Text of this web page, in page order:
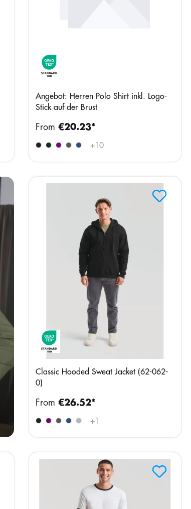
Angebot: Herren Polo Shirt inkl. Logo-
Stick auf der Brust
+10
From €20.23*
Classic Hooded Sweat Jacket (62-062-
0)
+1
From €26.52*